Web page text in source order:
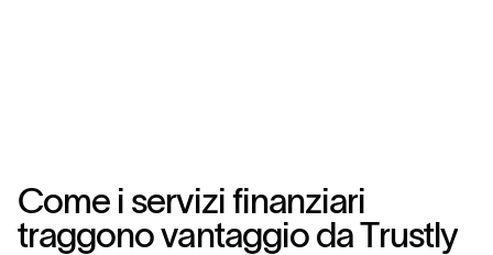
Come i servizi finanziari
traggonovantaggio daTrustly